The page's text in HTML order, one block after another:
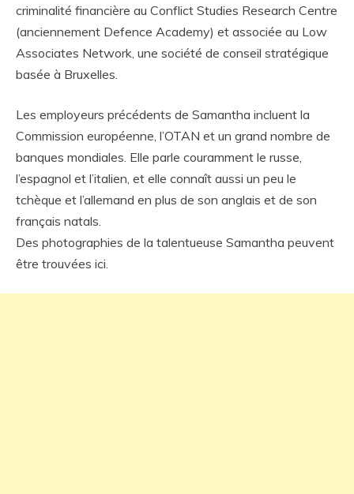
criminalité financière au Conflict Studies Research Centre
(anciennement Defence Academy) et associée au Low
Associates Network, une société de conseil stratégique
basée à Bruxelles.
Les employeurs précédents de Samantha incluent la
Commission européenne, l’OTAN et un grand nombre de
banques mondiales. Elle parle couramment le russe,
l’espagnol et l’italien, et elle connaît aussi un peu le
tchèque et l’allemand en plus de son anglais et de son
français natals.
Des photographies de la talentueuse Samantha peuvent
être trouvées ici.